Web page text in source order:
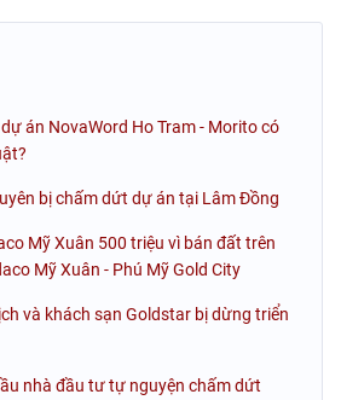
án NovaWord Ho Tram - Morito có
bị chấm dứt dự án tại Lâm Đồng
Mỹ Xuân 500 triệu vì bán đất trên
Mỹ Xuân - Phú Mỹ Gold City
và khách sạn Goldstar bị dừng triển
nhà đầu tư tự nguyện chấm dứt